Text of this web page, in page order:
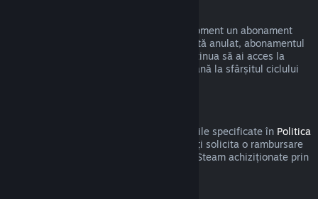
Te rugăm să reții că poți anula în orice moment un abonament
. Odată anulat, abonamentul
nu va mai fi reînnoit automat, dar vei continua să ai acces la
conținutul și beneficiile abonamentului până la sfârșitul ciclului
În cadrul procesului și a perioadei aplicabile specificate în Politica
, poți solicita o rambursare
pentru produsele hardware și accesoriile Steam achiziționate prin